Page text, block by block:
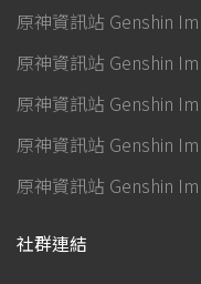
原神資訊站 Genshin
原神資訊站 Genshin
原神資訊站 Genshin
原神資訊站 Genshin
原神資訊站 Genshin
社群連結